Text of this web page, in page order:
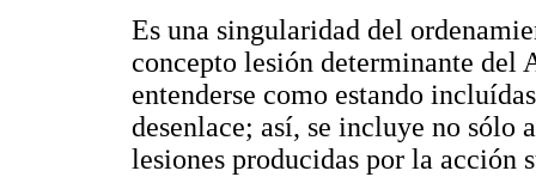
Es una singularidad del
concepto lesión determinante del
entenderse como estando
desenlace; así, se incluye no sólo
lesiones producidas por la acción